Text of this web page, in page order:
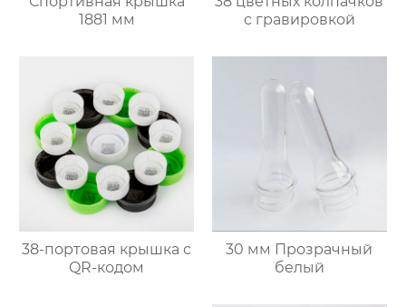
1881 мм
с гравировкой
38-портовая крышка с
QR-кодом
30 мм Прозрачный
белый